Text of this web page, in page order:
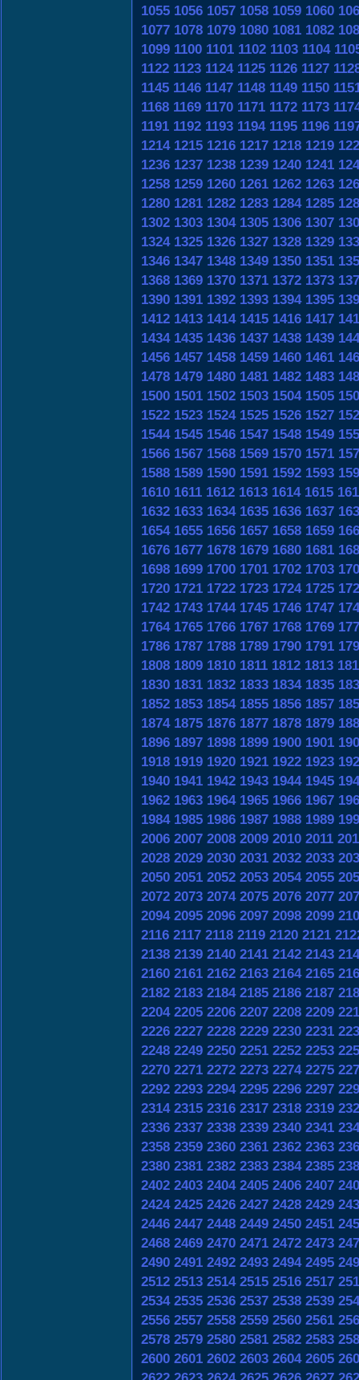
1055 1056 1057 1058 1059 1060
1077 1078 1079 1080 1081 1082
1099 1100 1101 1102 1103 1104
1122 1123 1124 1125 1126 1127
1145 1146 1147 1148 1149 1150
1168 1169 1170 1171 1172 1173
1191 1192 1193 1194 1195 1196
1214 1215 1216 1217 1218 1219
1236 1237 1238 1239 1240 1241
1258 1259 1260 1261 1262 1263
1280 1281 1282 1283 1284 1285
1302 1303 1304 1305 1306 1307
1324 1325 1326 1327 1328 1329
1346 1347 1348 1349 1350 1351
1368 1369 1370 1371 1372 1373
1390 1391 1392 1393 1394 1395
1412 1413 1414 1415 1416 1417
1434 1435 1436 1437 1438 1439
1456 1457 1458 1459 1460 1461
1478 1479 1480 1481 1482 1483
1500 1501 1502 1503 1504 1505
1522 1523 1524 1525 1526 1527
1544 1545 1546 1547 1548 1549
1566 1567 1568 1569 1570 1571
1588 1589 1590 1591 1592 1593
1610 1611 1612 1613 1614 1615
1632 1633 1634 1635 1636 1637
1654 1655 1656 1657 1658 1659
1676 1677 1678 1679 1680 1681
1698 1699 1700 1701 1702 1703
1720 1721 1722 1723 1724 1725
1742 1743 1744 1745 1746 1747
1764 1765 1766 1767 1768 1769
1786 1787 1788 1789 1790 1791
1808 1809 1810 1811 1812 1813
1830 1831 1832 1833 1834 1835
1852 1853 1854 1855 1856 1857
1874 1875 1876 1877 1878 1879
1896 1897 1898 1899 1900 1901
1918 1919 1920 1921 1922 1923
1940 1941 1942 1943 1944 1945
1962 1963 1964 1965 1966 1967
1984 1985 1986 1987 1988 1989
2006 2007 2008 2009 2010 2011
2028 2029 2030 2031 2032 2033
2050 2051 2052 2053 2054 2055
2072 2073 2074 2075 2076 2077
2094 2095 2096 2097 2098 2099
2116 2117 2118 2119 2120 2121
2138 2139 2140 2141 2142 2143
2160 2161 2162 2163 2164 2165
2182 2183 2184 2185 2186 2187
2204 2205 2206 2207 2208 2209
2226 2227 2228 2229 2230 2231
2248 2249 2250 2251 2252 2253
2270 2271 2272 2273 2274 2275
2292 2293 2294 2295 2296 2297
2314 2315 2316 2317 2318 2319
2336 2337 2338 2339 2340 2341
2358 2359 2360 2361 2362 2363
2380 2381 2382 2383 2384 2385
2402 2403 2404 2405 2406 2407
2424 2425 2426 2427 2428 2429
2446 2447 2448 2449 2450 2451
2468 2469 2470 2471 2472 2473
2490 2491 2492 2493 2494 2495
2512 2513 2514 2515 2516 2517
2534 2535 2536 2537 2538 2539
2556 2557 2558 2559 2560 2561
2578 2579 2580 2581 2582 2583
2600 2601 2602 2603 2604 2605